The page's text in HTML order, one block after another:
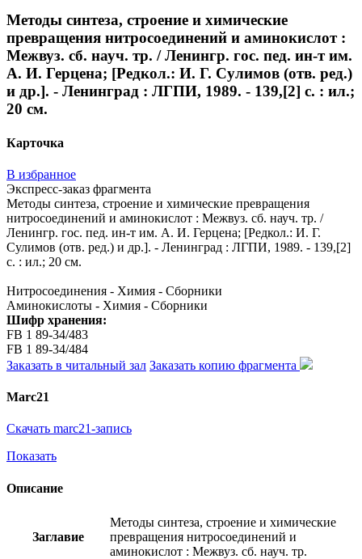
Методы синтеза, строение и химические
превращения нитросоединений и аминокислот :
Межвуз. сб. науч. тр. / Ленингр. гос. пед. ин-т им.
А. И. Герцена; [Редкол.: И. Г. Сулимов (отв. ред.)
и др.]. - Ленинград : ЛГПИ, 1989. - 139,[2] с. : ил.;
20 см.
Карточка
В избранное
Экспресс-заказ фрагмента
Методы синтеза, строение и химические превращения
нитросоединений и аминокислот : Межвуз. сб. науч. тр. /
Ленингр. гос. пед. ин-т им. А. И. Герцена; [Редкол.: И. Г.
Сулимов (отв. ред.) и др.]. - Ленинград : ЛГПИ, 1989. - 139,[2]
с. : ил.; 20 см.
Нитросоединения - Химия - Сборники
Аминокислоты - Химия - Сборники
Шифр хранения:
FB 1 89-34/483
FB 1 89-34/484
Заказать в читальный зал Заказать копию фрагмента
Marc21
Скачать marc21-запись
Показать
Описание
Заглавие
Методы синтеза, строение и химические
превращения нитросоединений и
аминокислот : Межвуз. сб. науч. тр.